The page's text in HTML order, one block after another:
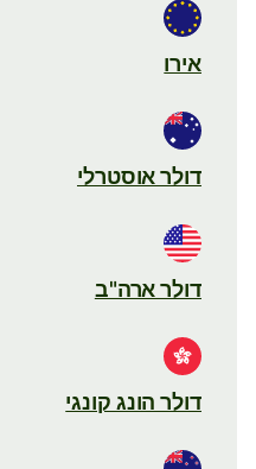
אירו
דולר אוסטרלי
דולר ארה"ב
דולר הונג קונגי